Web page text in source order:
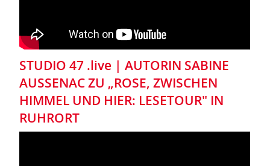
STUDIO 47 .live | AUTORIN SABINE
AUSSENAC ZU „ROSE, ZWISCHEN
HIMMEL UND HIER: LESETOUR" IN
RUHRORT